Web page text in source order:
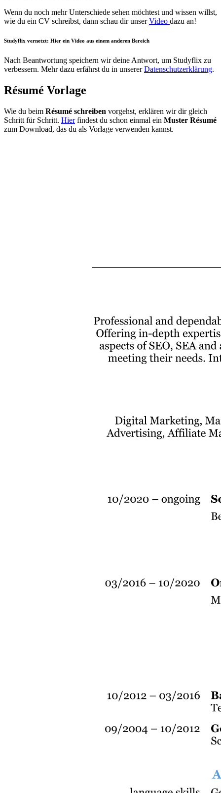
Wenn du noch mehr Unterschiede sehen möchtest und wissen willst,
wie du ein CV schreibst, dann schau dir unserVideo dazu an!
Studyflix vernetzt: Hier ein Video aus einem anderen Bereich
Nach Beantwortung speichern wir deine Antwort, um Studyflix zu
verbessern. Mehr dazu erfährst du in unsererDatenschutzerklärung.
Résumé Vorlage
Wie du beim Résumé schreiben vorgehst, erklären wir dir gleich
Schritt für Schritt. Hierfindest du schon einmal ein Muster Résumé
zum Download, das du als Vorlage verwenden kannst.